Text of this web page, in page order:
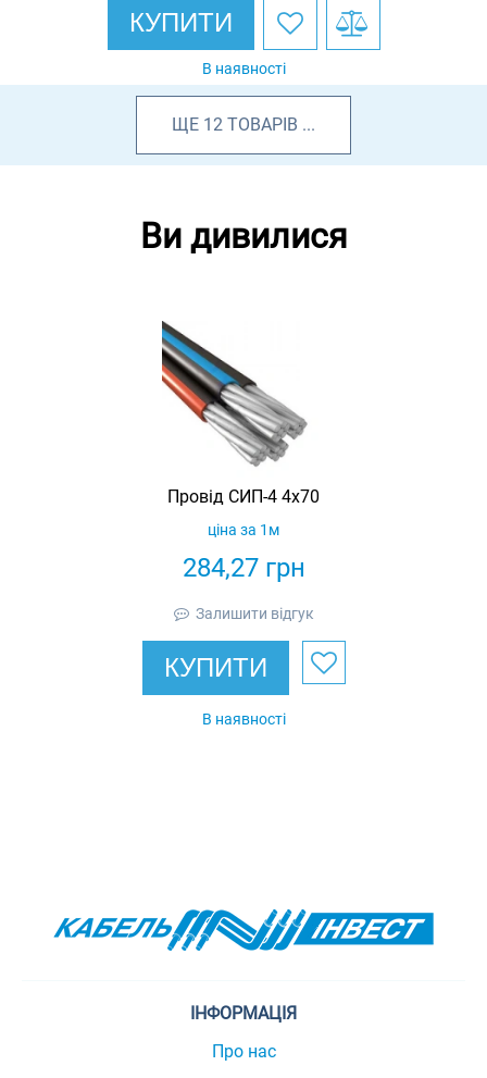
КУПИТИ
В наявності
ЩЕ 12 ТОВАРІВ ...
Ви дивилися
Провід СИП-4 4х70
284,27грн
ціна за 1м
Залишити відгук
КУПИТИ
В наявності
ІНФОРМАЦІЯ
Про нас